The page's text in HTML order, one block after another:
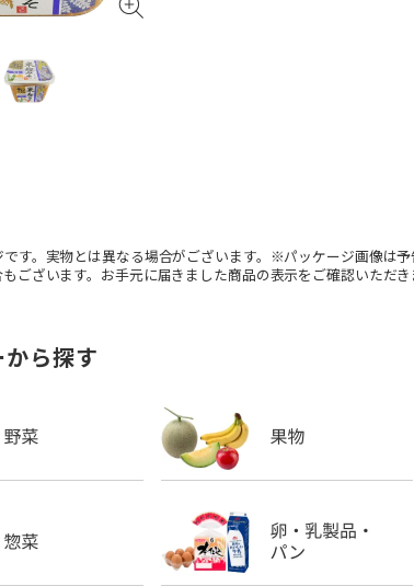
す。実物とは異なる場合がございます。※パッケージ画像は
ございます。お手元に届きました商品の表示をご確認いただき
ら探す